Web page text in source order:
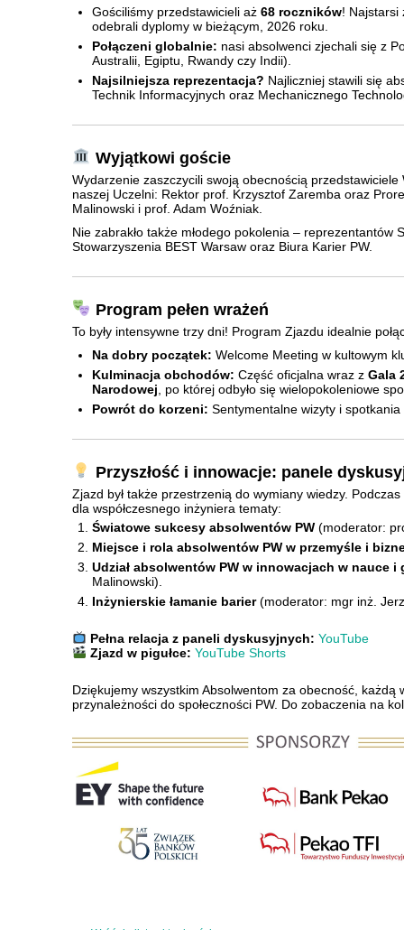
Gościliśmy przedstawicieli aż 68 roczników! Najstarsi
odebrali dyplomy w bieżącym, 2026 roku.
Połączeni globalnie: nasi absolwenci zjechali się z
Australii, Egiptu, Rwandy czy Indii).
Najsilniejsza reprezentacja? Najliczniej stawili się
Technik Informacyjnych oraz Mechanicznego
Wyjątkowi goście
Wydarzenie zaszczycili swoją obecnością
naszej Uczelni: Rektor prof. Krzysztof Zaremba oraz
Malinowski i prof. Adam Woźniak.
Nie zabrakło także młodego pokolenia – reprezentantów
Stowarzyszenia BEST Warsaw oraz Biura Karier PW.
Program pełen wrażeń
To były intensywne trzy dni! Program Zjazdu idealnie
Na dobry początek: Welcome Meeting w kultowym
Kulminacja obchodów: Część oficjalna wraz z Gala
Narodowej , po której odbyło się wielopokoleniowe
Powrót do korzeni: Sentymentalne wizyty i
Przyszłość i innowacje: panele
Zjazd był także przestrzenią do wymiany wiedzy.
dla współczesnego inżyniera tematy:
Światowe sukcesy absolwentów PW (moderator:
Miejsce i rola absolwentów PW w przemyśle i
Udział absolwentów PW w innowacjach w nauce i
Malinowski).
Inżynierskie łamanie barier(moderator: mgr inż.
Pełna relacja z paneli dyskusyjnych: YouTube
Zjazd w pigułce: YouTube Shorts
Dziękujemy wszystkim Absolwentom za obecność, każdą
przynależności do społeczności PW. Do zobaczenia na